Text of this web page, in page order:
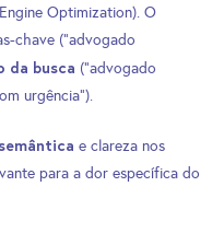
Optimization). O
chave (“advogado
da busca (“advogado
urgência”).
e clareza nos
para a dor específica do